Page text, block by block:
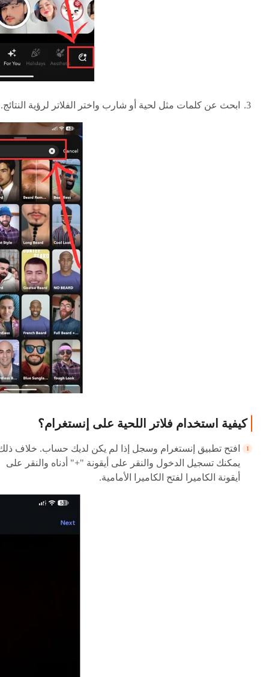
ابحث عن كلمات مثل لحية أو شارب واختر الفلاتر لرؤية النتائج.
كيفية استخدام فلاتر اللحية على إنستغرام؟
افتح تطبيق إنستغرام وسجل إذا لم يكن لديك حساب. خلاف
يمكنك تسجيل الدخول والنقر على أيقونة "+" أدناه والنقر على
أيقونة الكاميرا لفتح الكاميرا الأمامية.